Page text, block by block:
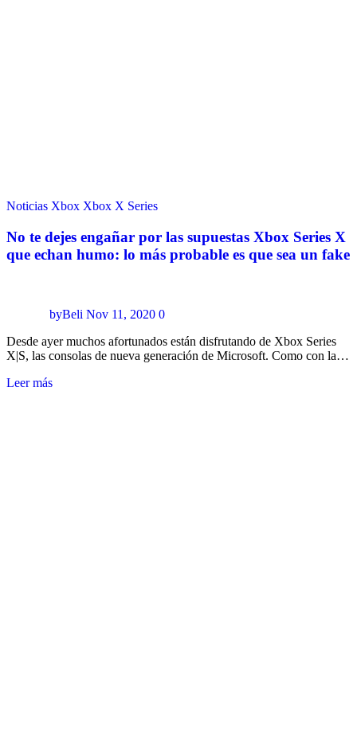
Noticias Xbox Xbox X Series
No te dejes engañar por las supuestas Xbox Series X
que echan humo: lo más probable es que sea un fake
byBeli Nov 11, 2020 0
Desde ayer muchos afortunados están disfrutando de Xbox Series
X|S, las consolas de nueva generación de Microsoft. Como con la…
Leer más